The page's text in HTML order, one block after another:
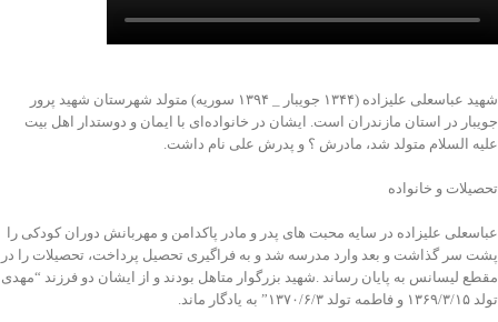
شهید عباسعلی علیزاده (۱۳۴۴ جویبار _ ۱۳۹۴ سوریه) متولد شهرستان شهید پرور
جویبار در استان مازندران است. ایشان در خانواده‌ای با ایمان و دوستدار اهل بیت
علیه ‌السلام متولد شد، مادرش ؟ و پدرش علی نام داشت.
تحصیلات و خانواده
عباسعلی علیزاده در سایه محبت های پدر و مادر پاکدامن و مهربانش دوران کودکی را
پشت سر گذاشت و بعد وارد مدرسه شد و به فراگیری تحصیل پرداخت، تحصیلات را در
مقطع لیسانس به پایان رساند .شهید بزرگوار متاهل بودند و از ایشان دو فرزند “مهدی
تولد ۱۳۶۹/۳/۱۵ و فاطمه تولد ۱۳۷۰/۶/۳” به یادگار ماند.